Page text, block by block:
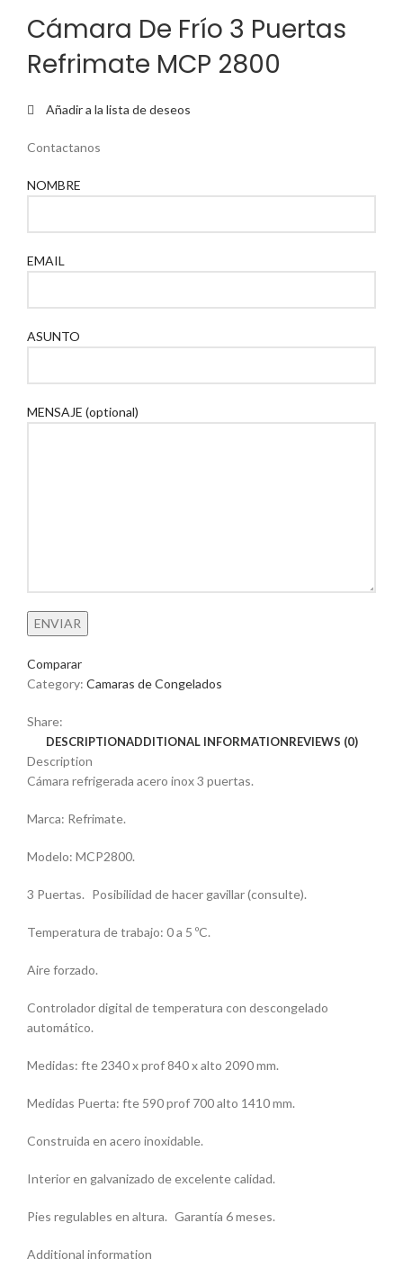
Cámara De Frío 3 Puertas
Refrimate MCP 2800
Añadir a la lista de deseos
Contactanos
NOMBRE
EMAIL
ASUNTO
MENSAJE (optional)
Comparar
Category: Camaras de Congelados
Share:
DESCRIPTIONADDITIONAL INFORMATIONREVIEWS (0)
Description
Cámara refrigerada acero inox 3 puertas.
Marca: Refrimate.
Modelo: MCP2800.
3 Puertas. Posibilidad de hacer gavillar (consulte).
Temperatura de trabajo: 0 a 5 ºC.
Aire forzado.
Controlador digital de temperatura con descongelado
automático.
Medidas: fte 2340 x prof 840 x alto 2090 mm.
Medidas Puerta: fte 590 prof 700 alto 1410 mm.
Construida en acero inoxidable.
Interior en galvanizado de excelente calidad.
Pies regulables en altura. Garantía 6 meses.
Additional information